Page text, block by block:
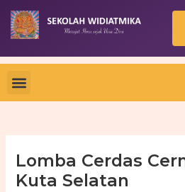
Skip
content
Lomba Cerdas
Kuta Selatan